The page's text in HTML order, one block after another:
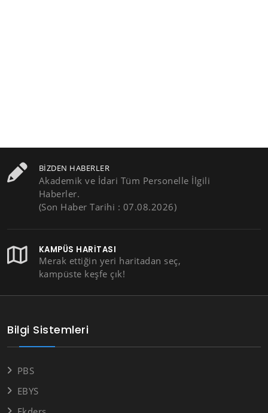
BIZDEN HABERLER
Akademik ve İdari Tüm Personelle İlgili
Haberler.
(Son Haber Tarihi : 07.08.2026)
KAMPÜS HARITASI
Merak ettiğin yeri haritadan seç,
kampüste keşfe çık!
Bilgi Sistemleri
PBS
EBYS